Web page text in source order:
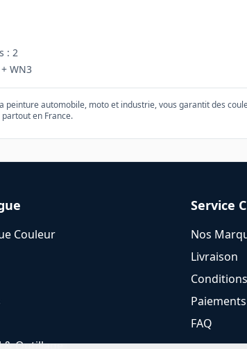
: 2
WN3
peinture automobile, moto et industrie, vous garantit des
en France.
Couleur
& Outillage
Service
Nos
Livraison
FAQ